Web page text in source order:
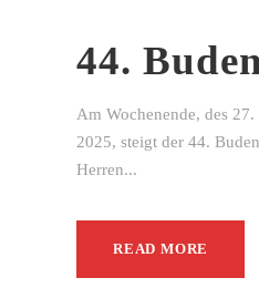
44.
Am Wochenende, des
2025, steigt der 44.
Herren...
READ MORE